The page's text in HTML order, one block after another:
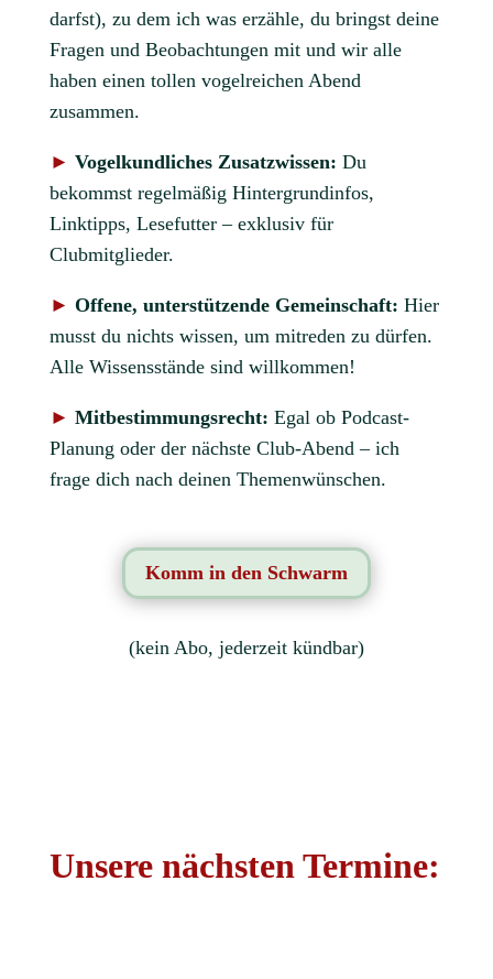
darfst), zu dem ich was erzähle, du bringst deine
Fragen und Beobachtungen mit und wir alle
haben einen tollen vogelreichen Abend
zusammen.
► Vogelkundliches Zusatzwissen: Du
bekommst regelmäßig Hintergrundinfos,
Linktipps, Lesefutter – exklusiv für
Clubmitglieder.
► Offene, unterstützende Gemeinschaft: Hier
musst du nichts wissen, um mitreden zu dürfen.
Alle Wissensstände sind willkommen!
► Mitbestimmungsrecht: Egal ob Podcast-
Planung oder der nächste Club-Abend – ich
frage dich nach deinen Themenwünschen.
Komm in den Schwarm
(kein Abo, jederzeit kündbar)
Unsere nächsten Termine: